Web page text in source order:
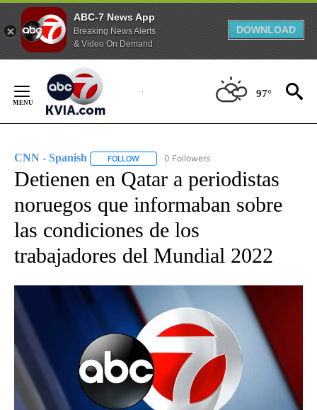
ABC-7 News App
Breaking News Alerts
& Video On Demand
DOWNLOAD
Content
97°
CNN - Spanish FOLLOW FOLLOW "CNN - SPANISH" TO RECEIVE
0 Followers
Detienen en Qatar a periodistas
noruegos que informaban sobre
las condiciones de los
trabajadores del Mundial 2022